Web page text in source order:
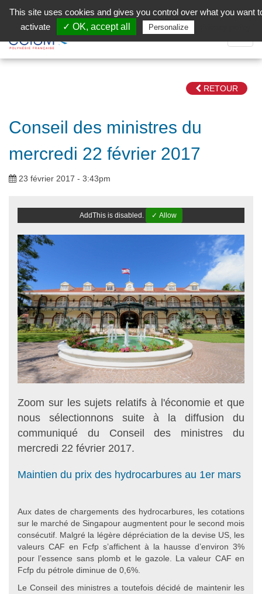
Facebook (Customer Chat) is disabled.
la
RETOUR
Conseil des ministres du
mercredi 22 février 2017
23 février 2017 - 3:43pm
AddThis is disabled. ✓ Allow
Zoom sur les sujets relatifs à l'économie et que
nous sélectionnons suite à la diffusion du
communiqué du Conseil des ministres du
mercredi 22 février 2017.
Maintien du prix des hydrocarbures au 1er mars
Aux dates de chargements des hydrocarbures, les cotations
sur le marché de Singapour augmentent pour le second mois
consécutif. Malgré la légère dépréciation de la devise US, les
valeurs CAF en Fcfp s’affichent à la hausse d’environ 3%
pour l’essence sans plomb et le gazole. La valeur CAF en
Fcfp du pétrole diminue de 0,6%.
Le Conseil des ministres a toutefois décidé de maintenir les
This site uses cookies and gives you control over what you want
activate
✓ OK, accept all Personalize